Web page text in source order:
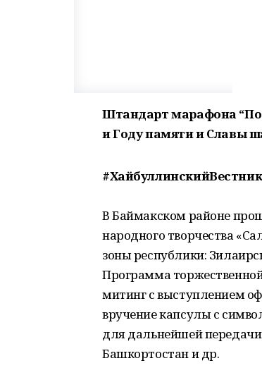
Штандарт марафона
и Году памяти и Славы
#ХайбуллинскийВестник
В Баймакском районе
народного творчества
зоны республики:
Программа
митинг с выступлением
вручение капсулы с
для дальнейшей
Башкортостан и др.